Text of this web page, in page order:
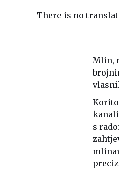
There is no
Mlin,
s